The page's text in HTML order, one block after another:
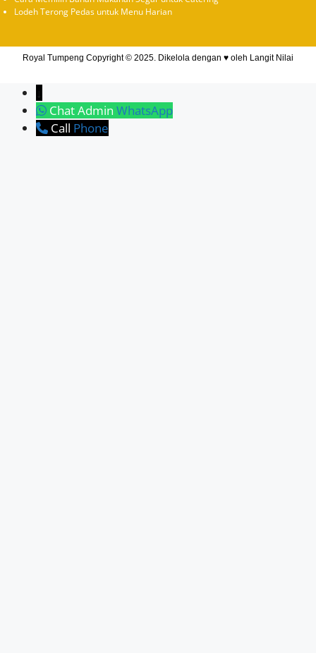
Lodeh Terong Pedas untuk Menu Harian
Royal Tumpeng Copyright © 2025. Dikelola dengan ♥ oleh Langit Nilai
↓
Chat Admin WhatsApp
Call Phone